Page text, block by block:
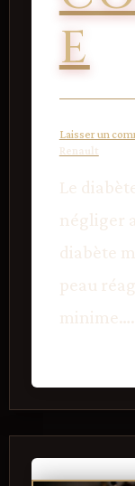
E
Laisser un
Renault
Le
négliger
diabète
peau
minime….